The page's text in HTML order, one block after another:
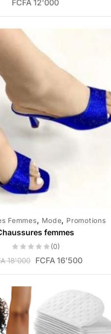
FCFA 12'000
Femmes, Mode, Promotions
femmes
(0)
18'000 FCFA 16'500